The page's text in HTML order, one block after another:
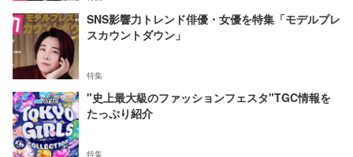
SNS影響力トレンド俳優・女優を特集「モデルプレ
スカウントダウン」
特集
"史上最大級のファッションフェスタ"TGC情報を
たっぷり紹介
特集